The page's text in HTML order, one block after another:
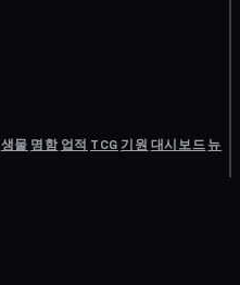
생물 명함 업적 TCG기원 대시보드뉴